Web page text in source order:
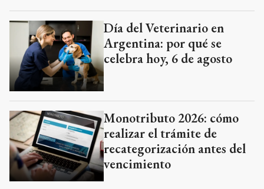
Día del Veterinario en
Argentina: por qué se
celebra hoy, 6 de agosto
Monotributo 2026: cómo
realizar el trámite de
recategorización antes del
vencimiento